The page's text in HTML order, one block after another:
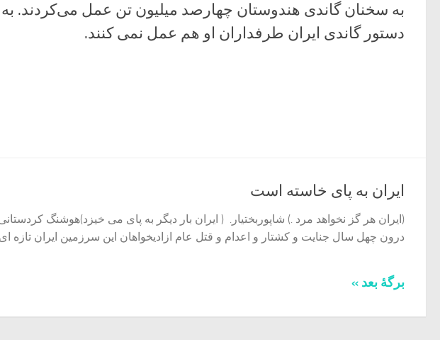
به سخنان گاندی هندوستان چهارصد میلیون تن عمل می‌کردند. به
دستور گاندی ایران طرفداران او هم عمل نمی کنند.
ایران به پای خاسته است
(ایران هر گز نخواهد مرد .) شاپوربختیار. ( ایران بار دیگر به پای می خیزد)هوشنگ
درون چهل سال جنایت و کشتار و اعدام و قتل عام ازادیخواهان این سرزمین ايران تازه
برگهٔ بعد »